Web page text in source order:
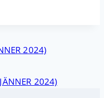
2024)
2024)